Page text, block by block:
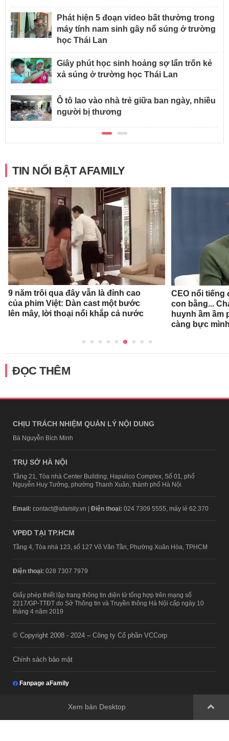
Phát hiện 5 đoạn video bất thường trong
máy tính nam sinh gây nổ súng ở trường
học Thái Lan
Giây phút học sinh hoảng sợ lẩn trốn kẻ
xả súng ở trường học Thái Lan
Ô tô lao vào nhà trẻ giữa ban ngày, nhiều
người bị thương
TIN NỔI BẬT AFAMILY
9 năm trôi qua đây vẫn là đỉnh cao
của phim Việt: Dàn cast một bước
lên mây, lời thoại nổi khắp cả nước
CEO nổi tiếng
con bằng...
huynh ầm ầm
càng bực
ĐỌC THÊM
CHỊU TRÁCH NHIỆM QUẢN LÝ NỘI DUNG
Bà Nguyễn Bích Minh
TRỤ SỞ HÀ NỘI
Tầng 21, Tòa nhà Center Building, Hapulico Complex, Số 01, phố
Nguyễn Huy Tưởng, phường Thanh Xuân, thành phố Hà Nội
Email: contact@afamily.vn | Điện thoại: 024 7309 5555, máy lẻ 62.370
VPĐD TẠI TP.HCM
Tầng 4, Tòa nhà 123, số 127 Võ Văn Tần, Phường Xuân Hòa, TPHCM
Điện thoại: 028 7307 7979
Giấy phép thiết lập trang thông tin điện tử tổng hợp trên mạng số
2217/GP-TTĐT do Sở Thông tin và Truyền thông Hà Nội cấp ngày 10
tháng 4 năm 2019
© Copyright 2008 - 2024 – Công ty Cổ phần VCCorp
Chính sách bảo mật
Fanpage aFamily
Xem bản Desktop